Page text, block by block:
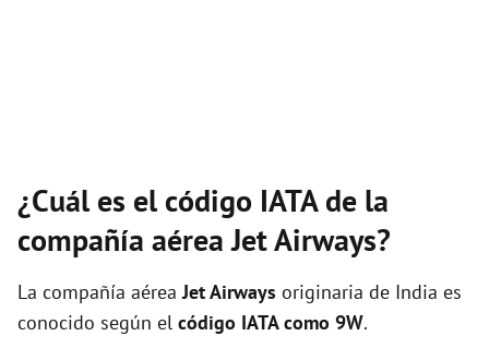
¿Cuál es el código IATA de la
compañía aérea Jet Airways?
La compañía aéreaJet Airways originaria de India es
conocido según el código IATA como 9W.